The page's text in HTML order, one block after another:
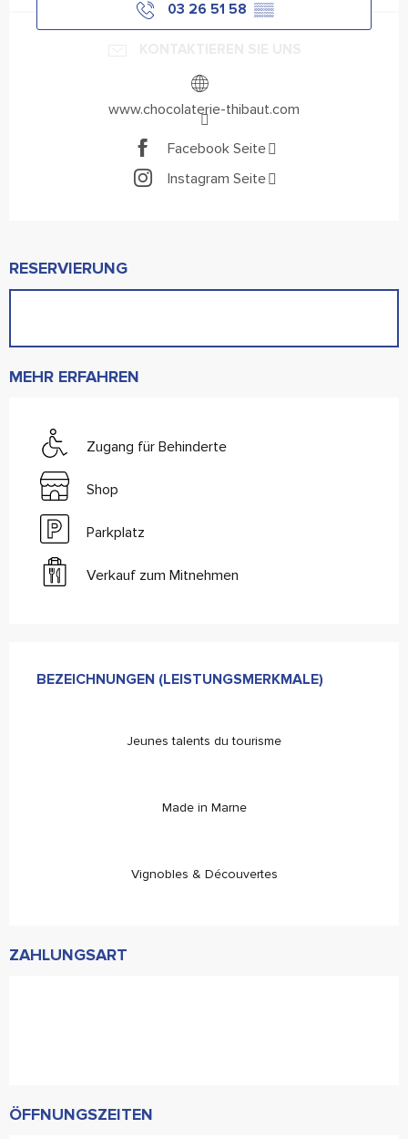
03 26 51 58 ▒▒
www.chocolaterie-thibaut.com
Facebook Seite
Instagram Seite
RESERVIERUNG
MEHR ERFAHREN
Zugang für Behinderte
Shop
Parkplatz
Verkauf zum Mitnehmen
BEZEICHNUNGEN (LEISTUNGSMERKMALE)
BEZEICHNUNGEN (LEISTUNGSMERKMALE)
Jeunes talents du tourisme
Made in Marne
Vignobles & Découvertes
ZAHLUNGSART
ÖFFNUNGSZEITEN